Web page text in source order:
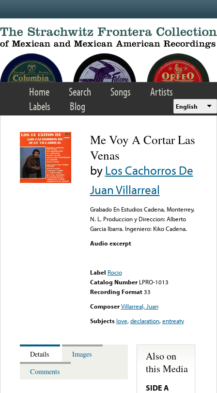
Home Search Songs
Artists
Labels
Blog English
Me Voy A Cortar Las
Venas
byLos Cachorros De
Juan Villarreal
Grabado En Estudios Cadena, Monterrey,
N. L. Produccion y Direccion: Alberto
Garcia Ibarra. Ingeniero: Kiko Cadena.
Audio excerpt
Label Rocio
Catalog Number LPRO-1013
Recording Format33
Composer Villarreal, Juan
Subjects love,declaration,entreaty
Details
Images
Comments
Also on
this Media
SIDE A